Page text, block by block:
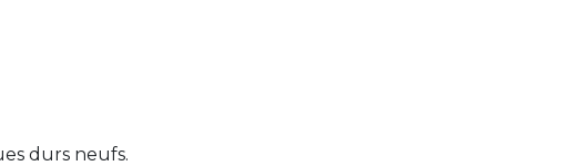
durs neufs.